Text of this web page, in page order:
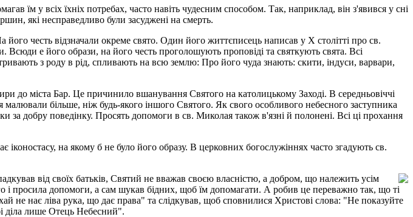
їм у всіх їхніх потребах, часто навіть чудесним способом. Так, наприклад, він з'явився у сні
які несправедливо були засуджені на смерть.
честь відзначали окреме свято. Один його життєписець написав у X столітті про св.
е його образи, на його честь проголошують проповіді та святкують свята. Всі
з роду в рід, спливають на всю землю: Про його чуда знають: скити, індуси, варвари,
до міста Бар. Це причинило вшанування Святого на католицькому Заході. В середньовіччі
більше, ніж будь-якого іншого Святого. Як свого особливого небесного заступника
за добру поведінку. Просять допомоги в св. Миколая також в'язні й полонені. Всі ці прохання
на якому б не було його образу. В церковних богослужіннях часто згадують св.
від своїх батьків, Святий не вважав своєю власністю, а добром, що належить усім
просила допомоги, а сам шукав бідних, щоб їм допомагати. А робив це переважно так, що ті
не нає ліва рука, що дає права" та слідкував, щоб сповнилися Христові слова: "Не показуйте
діла лише Отець Небесний".